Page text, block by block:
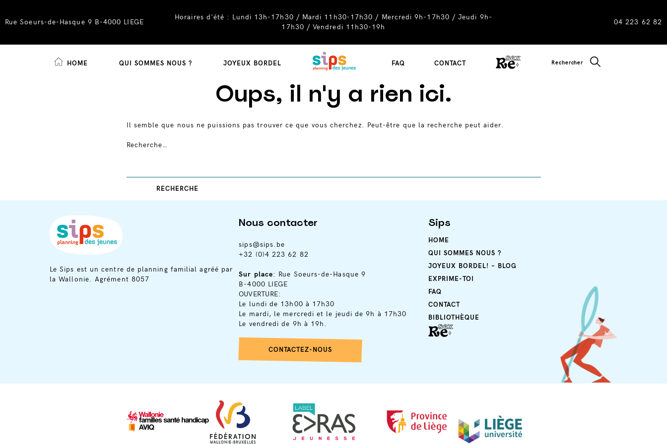
Rue Soeurs-de-Hasque 9 B-4000 LIEGE
Horaires d'été : Lundi 13h-17h30 / Mardi 11h30-17h30 / Mercredi 9h-17h30 / Jeudi 9h-
17h30 / Vendredi 11h30-19h
04 223 62 82
HOME QUI SOMMES NOUS ? JOYEUX BORDEL
FAQ
CONTACT Rechercher
Oups, il n'y a rien ici.
Il semble que nous ne puissions pas trouver ce que vous cherchez. Peut-être que la recherche peut aider.
Recherche…
Le Sips est un centre de planning familial agréé par
la Wallonie. Agrément 8057
Nous contacter
sips@sips.be
+32 (0)4 223 62 82
Sur place: Rue Soeurs-de-Hasque 9
B-4000 LIEGE
OUVERTURE:
Le lundi de 13h00 à 17h30
Le mardi, le mercredi et le jeudi de 9h à 17h30
Le vendredi de 9h à 19h.
CONTACTEZ-NOUS
Sips
HOME
QUI SOMMES NOUS ?
JOYEUX BORDEL! – BLOG
EXPRIME-TOI
FAQ
CONTACT
BIBLIOTHÈQUE